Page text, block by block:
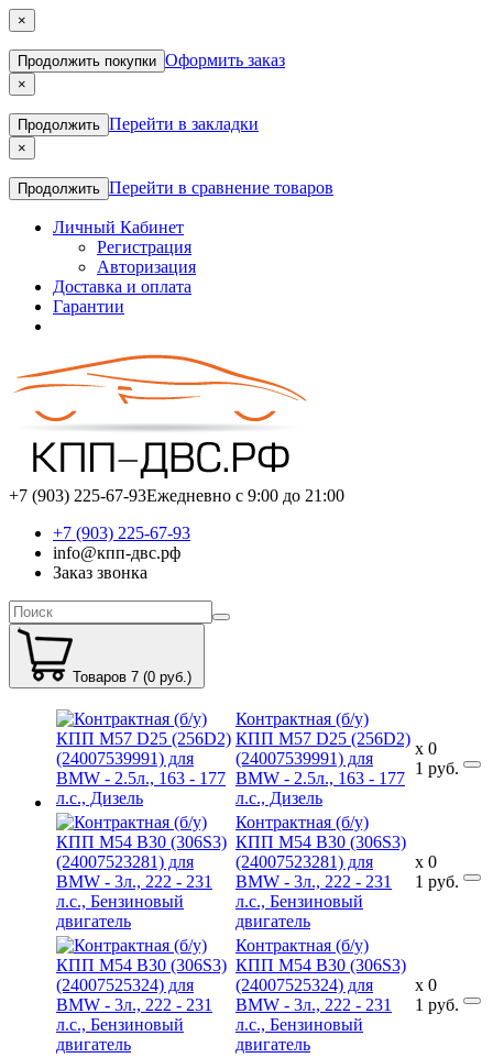
×
Продолжить покупки Оформить заказ
×
Продолжить Перейти в закладки
×
Продолжить Перейти в сравнение товаров
Личный Кабинет
Регистрация
Авторизация
Доставка и оплата
Гарантии
+7 (903) 225-67-93Ежедневно с 9:00 до 21:00
+7 (903) 225-67-93
info@кпп-двс.рф
Заказ звонка
Товаров 7 (0 руб.)
Контрактная (б/у)
КПП M57 D25 (256D2)
(24007539991) для
BMW - 2.5л., 163 - 177
л.с., Дизель
x
1
0
руб.
Контрактная (б/у)
КПП M54 B30 (306S3)
(24007523281) для
BMW - 3л., 222 - 231
л.с., Бензиновый
двигатель
x
1
0
руб.
Контрактная (б/у)
КПП M54 B30 (306S3)
(24007525324) для
BMW - 3л., 222 - 231
л.с., Бензиновый
двигатель
x
1
0
руб.